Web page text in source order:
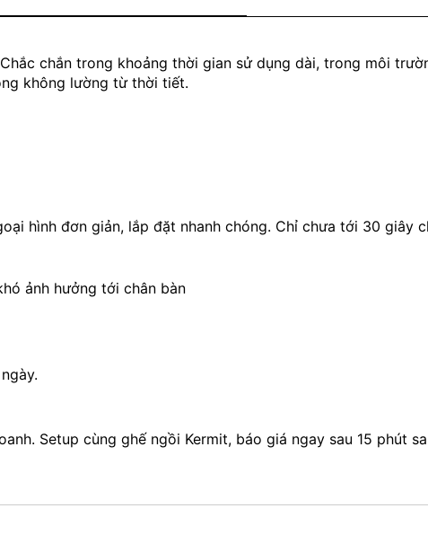
chắn trong khoảng thời gian sử dụng dài, trong môi
không lường từ thời tiết.
hình đơn giản, lắp đặt nhanh chóng. Chỉ chưa tới 30 giây
ảnh hưởng tới chân bàn
Setup cùng ghế ngồi Kermit, báo giá ngay sau 15 phút